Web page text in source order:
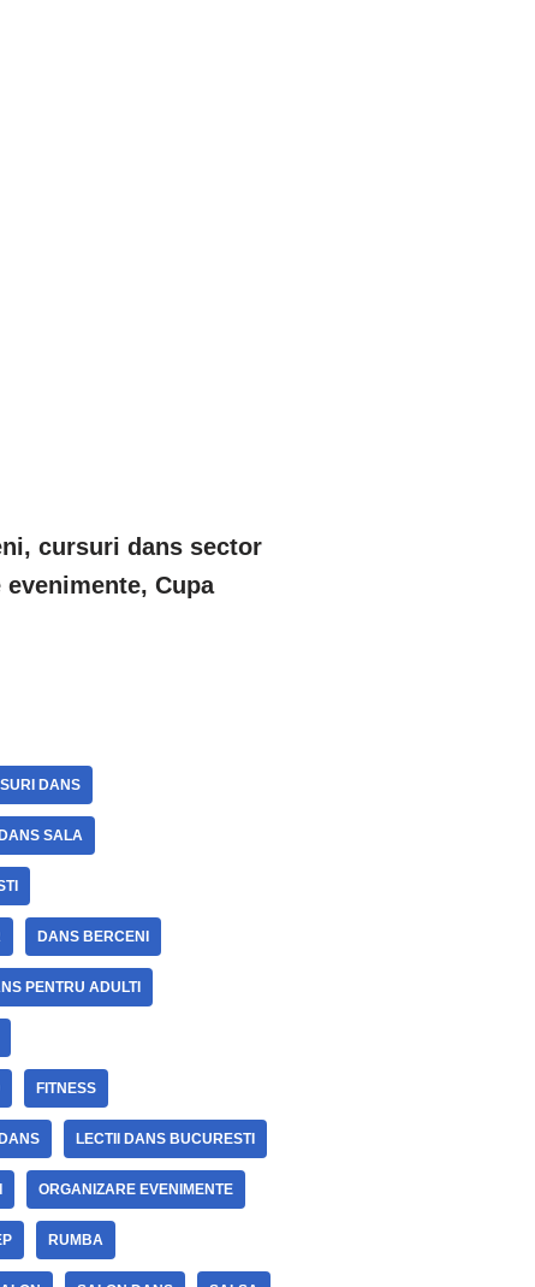
cursuri dans sector
Cupa
DANS
SALA
DANS BERCENI
PENTRU ADULTI
FITNESS
LECTII DANS BUCURESTI
ORGANIZARE EVENIMENTE
RUMBA